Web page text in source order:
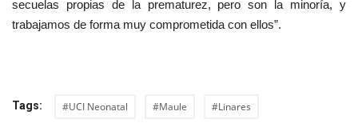
secuelas propias de la prematurez, pero son la minoría, y
trabajamos de forma muy comprometida con ellos”.
Tags: #UCI Neonatal #Maule #Linares